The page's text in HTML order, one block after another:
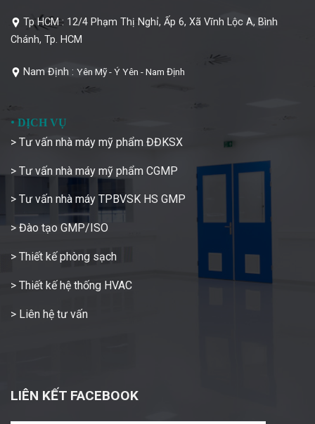
Tp HCM : 12/4 Phạm Thị Nghỉ, Ấp 6, Xã Vĩnh Lộc A, Bình
Chánh, Tp. HCM
Nam Định : Yên Mỹ - Ý Yên - Nam Định
• DỊCH VỤ
> Tư vấn nhà máy mỹ phẩm ĐĐKSX
> Tư vấn nhà máy mỹ phẩm CGMP
> Tư vấn nhà máy TPBVSK HS GMP
> Đào tạo GMP/ISO
> Thiết kế phòng sạch
> Thiết kế hệ thống HVAC
> Liên hệ tư vấn
LIÊN KẾT FACEBOOK